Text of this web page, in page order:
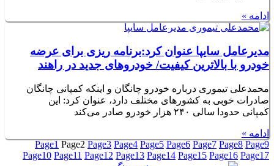
ادامه »
مدیرعامل سایپا عنوان کرد:برنامه ریزی برای عرضه
خودرو با بالاترین کیفیت/ خودروهای جدید در راهند
محمدعلی تیموری درباره خودرو چانگان و اینکه کمپانی چانگان
صادرات خوبی به کشورهای مختلف دارد، عنوان کرد: این
کمپانی حدودا سالی ۲۴۰ هزار خودرو صادر می‌کند
ادامه »
Page1 Page2 Page3 Page4 Page5 Page6 Page7 Page8 Page9
Page10 Page11 Page12 Page13 Page14 Page15 Page16 Page17